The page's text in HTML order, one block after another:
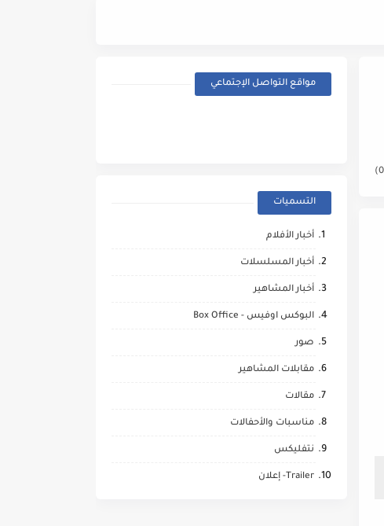
مواقع التواصل الإجتماعي
التسميات
أخبار الأفلام
أخبار المسلسلات
أخبار المشاهير
البوكس اوفيس - Box Office
صور
مقابلات المشاهير
مقالات
مناسبات والأحفالات
نتفليكس
Trailer- إعلان